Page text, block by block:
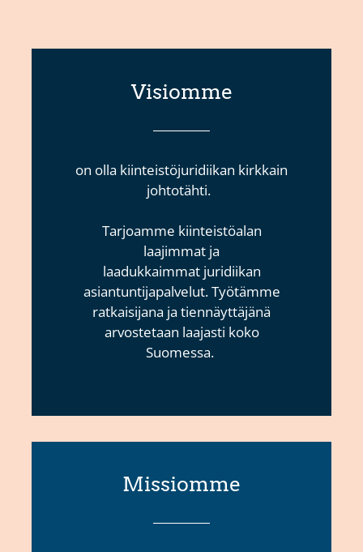
Visiomme
on olla kiinteistöjuridiikan kirkkain
johtotähti.
Tarjoamme kiinteistöalan
laajimmat ja
laadukkaimmat juridiikan
asiantuntijapalvelut. Työtämme
ratkaisijana ja tiennäyttäjänä
arvostetaan laajasti koko
Suomessa.
Missiomme